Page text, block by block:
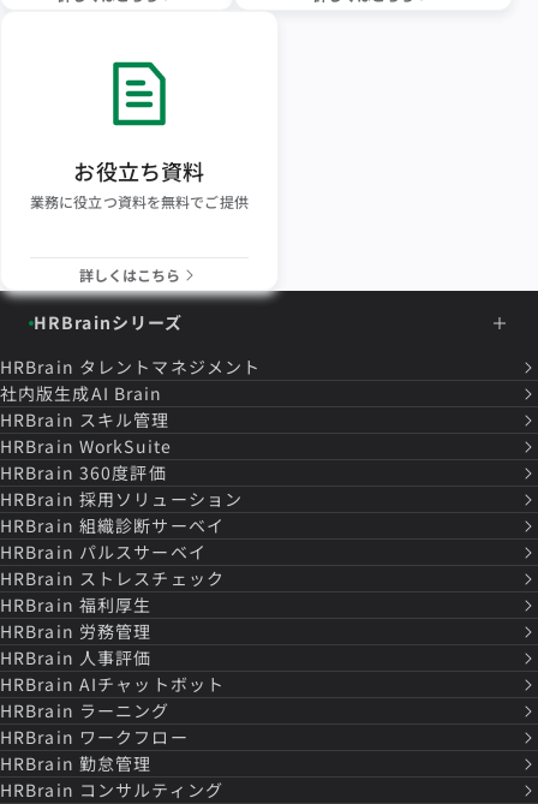
お役立ち資料
業務に役立つ資料を無料でご提供
詳しくはこちら
HRBrainシリーズ
HRBrain タレントマネジメント
社内版生成AI Brain
HRBrain スキル管理
HRBrain WorkSuite
HRBrain 360度評価
HRBrain 採用ソリューション
HRBrain 組織診断サーベイ
HRBrain パルスサーベイ
HRBrain ストレスチェック
HRBrain 福利厚生
HRBrain 労務管理
HRBrain 人事評価
HRBrain AIチャットボット
HRBrain ラーニング
HRBrain ワークフロー
HRBrain 勤怠管理
HRBrain コンサルティング